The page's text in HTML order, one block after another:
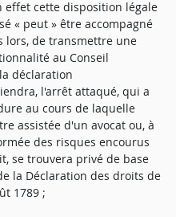
effet cette disposition légale
« peut » être accompagné
lors, de transmettre une
au Conseil
déclaration
l'arrêt attaqué, qui a
au cours de laquelle
assistée d'un avocat ou, à
des risques encourus
se trouvera privé de base
la Déclaration des droits de
1789 ;